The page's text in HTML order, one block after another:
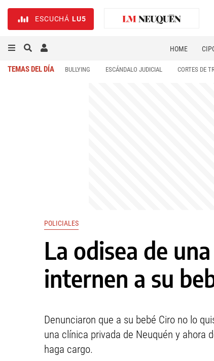
ESCUCHÁ LU5
HOME
TEMAS DEL DÍA BULLYING ESCÁNDALO JUDICIAL CORTES DE
POLICIALES
La odisea de
internen a su
Denunciaron que a su bebé Ciro no lo
una clínica privada de Neuquén y ahora
haga cargo.